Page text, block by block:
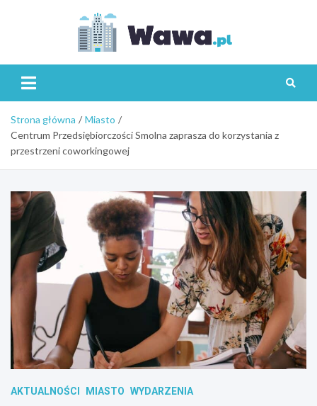
Strona główna
Miasto
Centrum Przedsiębiorczości Smolna zaprasza do korzystania z
przestrzeni coworkingowej
AKTUALNOŚCI MIASTO WYDARZENIA